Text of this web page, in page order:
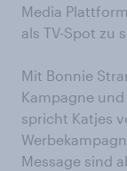
Media
als TV-Spot zu
Mit Bonnie
Kampagne
spricht Katjes
Message sind